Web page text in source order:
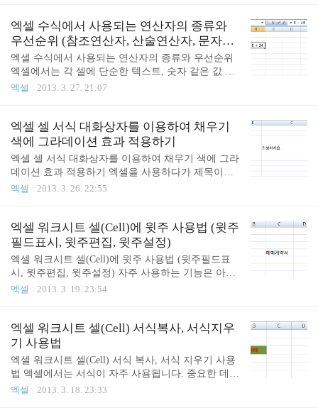
입니다. D10셀에 채우기 핸들을 사용하여 위와 같이
만들어 봅시다. 채워지는 데이터가..
다. 엑셀에서는 오류메시지를 알면 실수한 것을 쉽고
고칠 수 있습니다. B셀 같이 입력을 했을 때 C셀 같이
오류메시지를 보게 됩니다. 그럼 엑셀 오류메시지에
대해서 간단히 알아보겠습니다. ##### 열 너비가 충
분하지 않거나 음수 날짜 또는 시간을 사용하는 경우
발생 #DIV/0! 숫자를 0으로 나누는 경우 발생 #NAM
F! 셀 참조가 유효하지 않는 경우 발생 #VA..
엑셀 수식에서 사용되는 연산자의 종류와
우선순위 (참조연산자, 산술연산자, 문자열
연산자, 비교연산자)
엑셀 수식에서 사용되는 연산자의 종류와 우선순위
엑셀에서는 각 셀에 단순한 텍스트, 숫자 같은 값 뿐
만 아니라 수식도 입력을 할 수 있습니다. 수식을 입
식은 사라지고 결과 값만 나오게 됩니다. (수식을 쓰
다가 ESC키를 누르면 입력 취소가 됩니다.) 값만 나
와있는 셀을 클릭해보면 빨간줄로 표시된 것 처럼 수
식 입력줄에는 수식이 표시가 됩니다. 그럼 수식에서
사용할 수 있는 연산자의 종류에 대해서 알아볼까요?
연산자의 종류에는 산술, 비교, 문자열, 참조 연산자
24 - 12 * 곱하기 = 9 * 10 / 나누기 = 27 / 4 ^ 지수 =..
엑셀 2013. 3. 27. 21:07
엑셀 셀 서식 대화상자를 이용하여 채우기
색에 그라데이션 효과 적용하기
엑셀 셀 서식 대화상자를 이용하여 채우기 색에 그라
데이션 효과 적용하기 엑셀을 사용하다가 제목이나
중요한 데이터에 특별한 효과를 주고 싶을 때가 있습
화상자를 열기위해 단축키 'Ctrl + 1' 을 눌립니다. (자
주 사용하는 단축키는 꼭 알아두세요!) 셀 서식 대화
상자가 뜨면 채우기 탭을 클릭합니다. 여기서 '채우
기 효과'를 클릭! '채우기 효과' 대화상자가 뜨는데 여
기서 그라데이션 효과를 줄 수 있습니다. 채우기 효
과에 조금 변화를 줄까요? '색'은 두 가지 색일 선택하
서도 원하는 모양을 클릭합니다. 오른쪽 아래에 '보
기'를 보시면 미리보기를 할 수..
엑셀 2013. 3. 26. 22:55
엑셀 워크시트 셀(Cell)에 윗주 사용법 (윗주
필드표시, 윗주편집, 윗주설정)
엑셀 워크시트 셀(Cell)에 윗주 사용법 (윗주필드표
시, 윗주편집, 윗주설정) 자주 사용하는 기능은 아니
지만 엑셀에는 윗주라는 것이 있습니다. 윗주라는 것
같이 사용할 때 윗주를 자주 사용합니다. 아니면 추
가로 부연 설명이 필요할 때도 사용하면 되겠네요.
그럼 윗주를 한번 사용해보겠습니다. C4셀 매매계약
서라는 텍스트 값에 윗주를 적용시켜 보겠습니다. 셀
을 선택하고 홈탭의 글꼴 그룹의 '내천'이라고 써있는
윗주 아이콘 오른쪽 화살표를 클릭해보겠습니다. 클
엑셀 2013. 3. 19. 23:54
엑셀 워크시트 셀(Cell) 서식복사, 서식지우
기 사용법
엑셀 워크시트 셀(Cell) 서식 복사, 서식 지우기 사용
법 엑셀에서는 서식이 자주 사용됩니다. 중요한 데이
터나 그룹별로 글꼴 서식(폰트, 크기, 채우기색, 글꼴
엑셀 2013. 3. 18. 23:33